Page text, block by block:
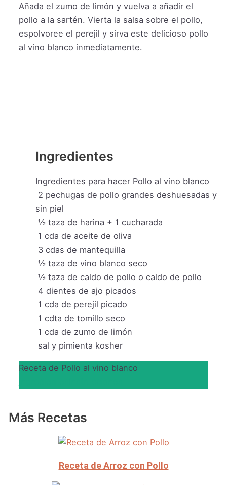
Añada el zumo de limón y vuelva a añadir el
pollo a la sartén. Vierta la salsa sobre el pollo,
espolvoree el perejil y sirva este delicioso pollo
al vino blanco inmediatamente.
Ingredientes
Ingredientes para hacer Pollo al vino blanco
2 pechugas de pollo grandes deshuesadas y
sin piel
½ taza de harina + 1 cucharada
1 cda de aceite de oliva
3 cdas de mantequilla
½ taza de vino blanco seco
½ taza de caldo de pollo o caldo de pollo
4 dientes de ajo picados
1 cda de perejil picado
1 cdta de tomillo seco
1 cda de zumo de limón
sal y pimienta kosher
Receta de Pollo al vino blanco
Más Recetas
Receta de Arroz con Pollo